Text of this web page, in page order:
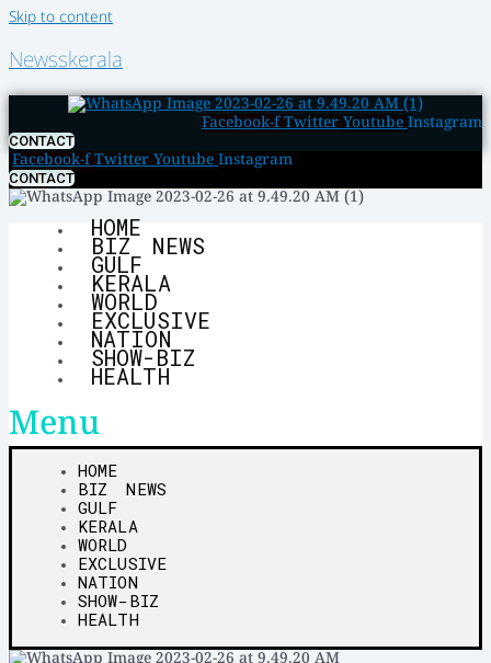
Skip to content
Newsskerala
Facebook-f Twitter Youtube Instagram
CONTACT
Facebook-f Twitter Youtube Instagram
CONTACT
HOME
BIZ NEWS
GULF
KERALA
WORLD
EXCLUSIVE
NATION
SHOW-BIZ
HEALTH
Menu
HOME
BIZ NEWS
GULF
KERALA
WORLD
EXCLUSIVE
NATION
SHOW-BIZ
HEALTH